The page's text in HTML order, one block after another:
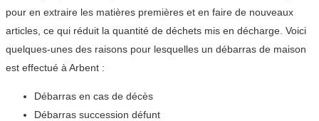
pour en extraire les matières premières et en faire de nouveaux
articles, ce qui réduit la quantité de déchets mis en décharge. Voici
quelques-unes des raisons pour lesquelles un débarras de maison
est effectué à Arbent :
Débarras en cas de décès
Débarras succession défunt